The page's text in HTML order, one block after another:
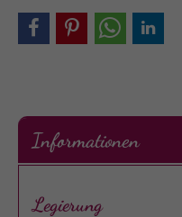
Informationen
Legierung